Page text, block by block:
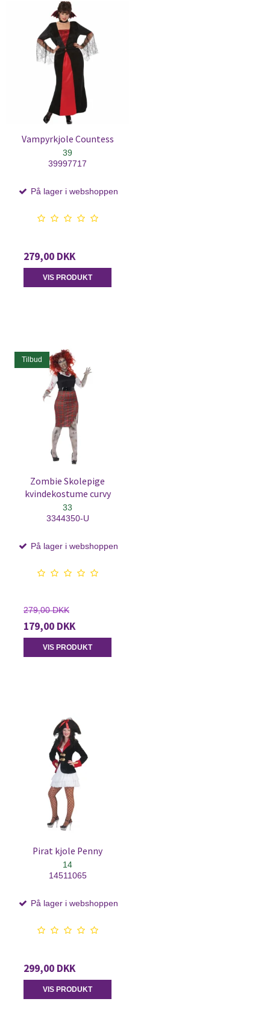
Vampyrkjole Countess
39
39997717
På lager i webshoppen
279,00 DKK
VIS PRODUKT
Tilbud
Zombie Skolepige
kvindekostume curvy
33
3344350-U
På lager i webshoppen
279,00 DKK
179,00 DKK
VIS PRODUKT
Pirat kjole Penny
14
14511065
På lager i webshoppen
299,00 DKK
VIS PRODUKT